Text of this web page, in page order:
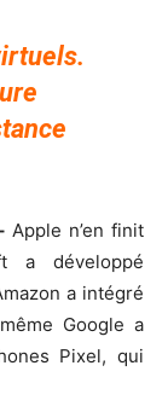
Apple n’en finit
a développé
a intégré
Google a
Pixel, qui